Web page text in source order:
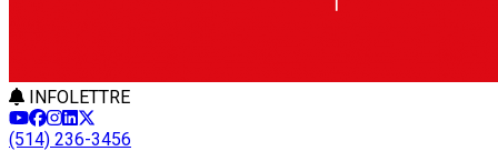
INFOLETTRE
(514) 236-3456